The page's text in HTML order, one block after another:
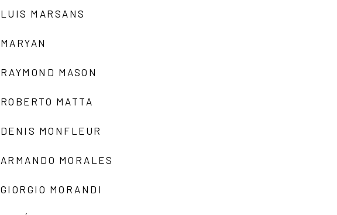
LUIS MARSANS
MARYAN
RAYMOND MASON
ROBERTO MATTA
DENIS MONFLEUR
ARMANDO MORALES
GIORGIO MORANDI